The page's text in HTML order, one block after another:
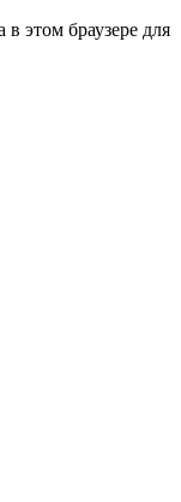
этом браузере для